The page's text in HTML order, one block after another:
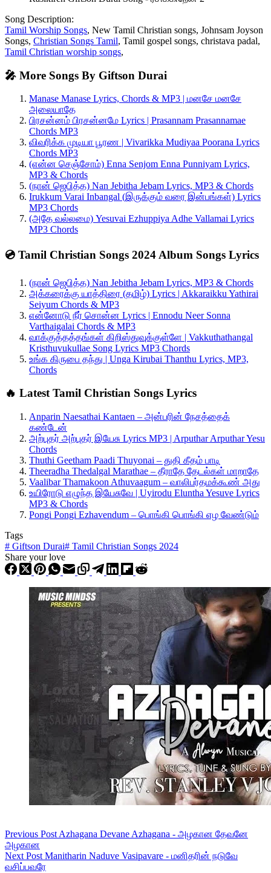
Song Description:
Tamil Worship Songs, New Tamil Christian songs, Johnsam Joyson
Songs, Christian Songs Tamil, Tamil gospel songs, christava padal,
Tamil Christian worship songs,
🎤 More Songs By Giftson Durai
Manase Manase Lyrics, Chords & MP3 | மனசே மனசே
அலையாதே
பிரசன்னம் பிரசன்னமே Lyrics | Prasannam Prasannamae
Chords MP3
விவரிக்க முடியா பூரண | Vivarikka Mudiyaa Poorana Lyrics
Chords MP3
(என்ன செஞ்சோம்) Enna Senjom Enna Punniyam Lyrics,
MP3 & Chords
(நான் ஜெபித்த) Nan Jebitha Jebam Lyrics, MP3 & Chords
Irukkum Varai Inbangal (இருக்கும் வரை இன்பங்கள்) Lyrics
MP3 Chords
(அதே வல்லமை) Yesuvai Ezhuppiya Adhe Vallamai Lyrics
MP3 Chords
💿 Tamil Christian Songs 2024 Album Songs Lyrics
(நான் ஜெபித்த) Nan Jebitha Jebam Lyrics, MP3 & Chords
அக்கரைக்கு யாத்திரை (தமிழ்) Lyrics | Akkaraikku Yathirai
Seiyum Chords & MP3
என்னோடு நீர் சொன்ன Lyrics | Ennodu Neer Sonna
Varthaigalai Chords & MP3
வாக்குத்தத்தங்கள் கிறிஸ்துவுக்குள்ளே | Vakkuthathangal
Kristhuvukullae Song Lyrics MP3 Chords
உங்க கிருபை தந்து | Unga Kirubai Thanthu Lyrics, MP3,
Chords
🔥 Latest Tamil Christian Songs Lyrics
Anparin Naesathai Kantaen – அன்பரின் நேசத்தைக்
கண்டேன்
அற்புதர் அற்புதர் இயேசு Lyrics MP3 | Arputhar Arputhar Yesu
Chords
Thuthi Geetham Paadi Thuyonai – துதி கீதம் பாடி
Theeradha Thedalgal Marathae – தீராதே தேடல்கள் மாறாதே
Vaalibar Thamakoon Athuvaagum – வாலிபர்தமக்கூண் அது
உயிரோடு எழுந்த இயேசுவே | Uyirodu Eluntha Yesuve Lyrics
MP3 & Chords
Pongi Pongi Ezhavendum – பொங்கி பொங்கி எழ வேண்டும்
Tags
# Giftson Durai# Tamil Christian Songs 2024
Share your love
Previous Post Azhagana Devane Azhagana - அழகான தேவனே
அழகான
Next Post Manitharin Naduve Vasipavare - மனிதரின் நடுவே
வசிப்பவரே